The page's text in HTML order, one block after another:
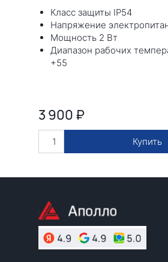
Класс защиты IP54
Напряжение
Мощность 2 Вт
Диапазон рабочих
+55
3 900 ₽
Купить